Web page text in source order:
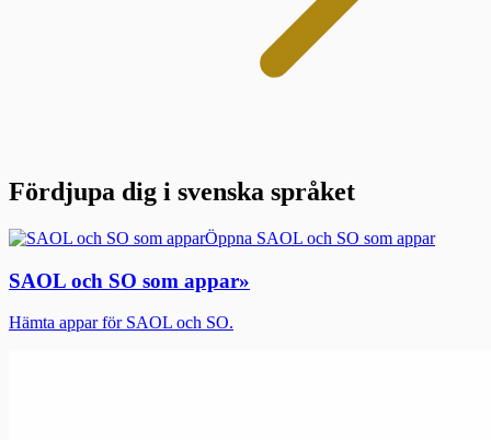
Fördjupa dig i svenska språket
Öppna SAOL och SO som appar
SAOL och SO som appar»
Hämta appar för SAOL och SO.